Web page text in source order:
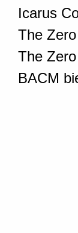
Icarus
The
The
BACM